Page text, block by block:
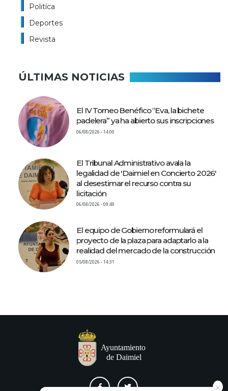
Politíca
Deportes
Revista
ÚLTIMAS NOTICIAS
El IV Torneo Benéfico “Eva, la bichete
padelera” ya ha abierto sus inscripciones
06/08/2026 - 14:00
El Tribunal Administrativo avala la
legalidad de 'Daimiel en Concierto 2026'
al desestimar el recurso contra su
licitación
06/08/2026 - 09:49
El equipo de Gobierno reformulará el
proyecto de la plaza para adaptarlo a la
realidad del mercado de la construcción
05/08/2026 - 14:31